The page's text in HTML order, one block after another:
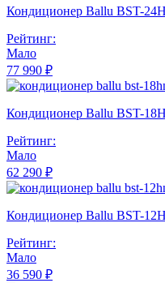
Кондиционер Ballu BST-
Рейтинг:
Мало
77 990 ₽
Кондиционер Ballu BST-
Рейтинг:
Мало
62 290 ₽
Кондиционер Ballu BST-
Рейтинг:
Мало
36 590 ₽